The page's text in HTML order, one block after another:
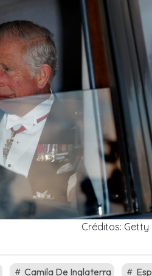
Créditos: Getty
Camila De Inglaterra